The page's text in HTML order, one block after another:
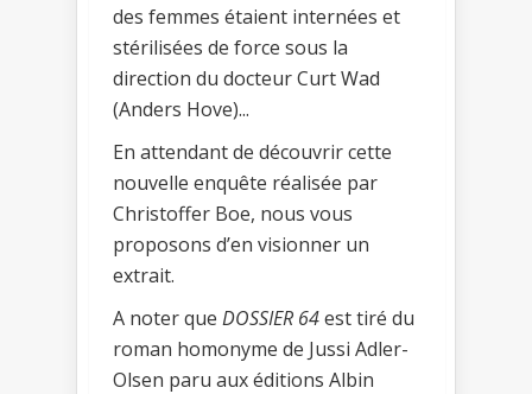
des femmes étaient internées et
stérilisées de force sous la
direction du docteur Curt Wad
(Anders Hove)...
En attendant de découvrir cette
nouvelle enquête réalisée par
Christoffer Boe, nous vous
proposons d’en visionner un
extrait.
A noter que DOSSIER 64est tiré du
roman homonyme de Jussi Adler-
Olsen paru aux éditions Albin